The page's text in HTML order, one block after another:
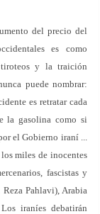
del precio del
es como
tiroteos y la traición
puede nombrar:
es retratar cada
la gasolina como si
el Gobierno iraní ...
miles de inocentes
fascistas y
Pahlavi), Arabia
iraníes debatirán